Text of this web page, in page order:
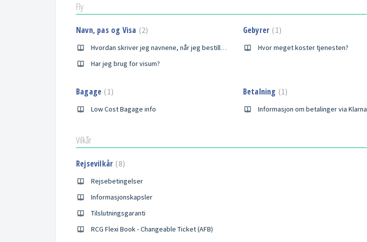
Fly
Navn, pas og Visa 2
Hvordan skriver jeg navnene, når jeg bestiller?
Har jeg brug for visum?
Gebyrer 1
Hvor meget koster tjenesten?
Bagage 1
Low Cost Bagage info
Betalning 1
Informasjon om betalinger via Klarna
Vilkår
Rejsevilkår 8
Rejsebetingelser
Informasjonskapsler
Tilslutningsgaranti
RCG Flexi Book - Changeable Ticket (AFB)